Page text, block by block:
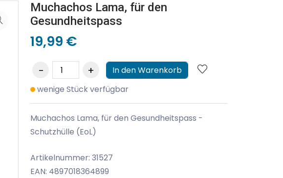
Muchachos Lama, für den
Gesundheitspass
19,99 €
In den Warenkorb
wenige Stück verfügbar
Muchachos Lama, für den Gesundheitspass -
Schutzhülle (EoL)
Artikelnummer: 31527
EAN: 4897018364899